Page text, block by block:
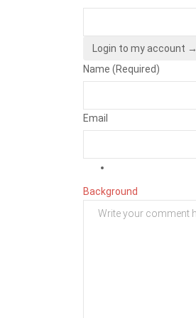
Login to my account →
Name (Required)
Email
Background